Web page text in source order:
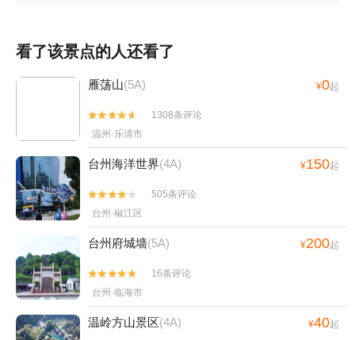
区+天台温泉山庄+神仙居莲荷文化园+台州湾野
流+天台龙官漂流景区+台州市路桥石浜水上乐园
谷景区+潘家小镇情人谷+温岭山海之韵高空玻璃
桥观景+台州湾湿地公园+北石梁洞（仙人洞）
+玉环炮台滨海高空漂流+天台山大瀑布+温岭动
物园+后岭花开嬉栖谷+温岭山海之韵+漩门湾国
家湿地公园+绿城天台山雪乐园+浙江台州黄岩上
垟飞行营地+上栈头+台州府城墙+仙居神龙谷景
区+浙江台州白鹤九龙山滑翔伞+上江百花园+东
湖（台州府城）+温岭田园牧歌旅游度假区+临海
绿野仙踪丛林乐园+遇见杉谷露营基地(黄岩九溪
店)+龙门沙滩+吉捕岙沙滩露营地+龙门景区+水
坊街+台州方特·狂野大陆+天台县+蛇蟠岛野人洞
看了该景点的人还看了
雁荡山(5A) ¥0起


1308条评论
温州·乐清市
台州海洋世界(4A) ¥150起


505条评论
台州·椒江区
台州府城墙(5A) ¥200起


16条评论
台州·临海市
温岭方山景区(4A) ¥40起